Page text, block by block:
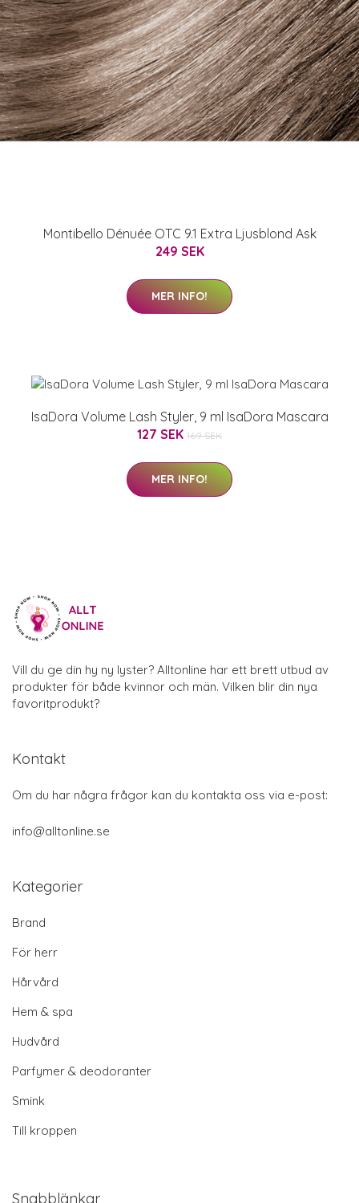
Montibello Dénuée OTC 9.1 Extra Ljusblond Ask
249 SEK
MER INFO!
IsaDora Volume Lash Styler, 9 ml IsaDora Mascara
127 SEK 169 SEK
MER INFO!
Vill du ge din hy ny lyster? Alltonline har ett brett utbud av
produkter för både kvinnor och män. Vilken blir din nya
favoritprodukt?
Kontakt
Om du har några frågor kan du kontakta oss via e-post:
info@alltonline.se
Kategorier
Brand
För herr
Hårvård
Hem & spa
Hudvård
Parfymer & deodoranter
Smink
Till kroppen
Snabblänkar